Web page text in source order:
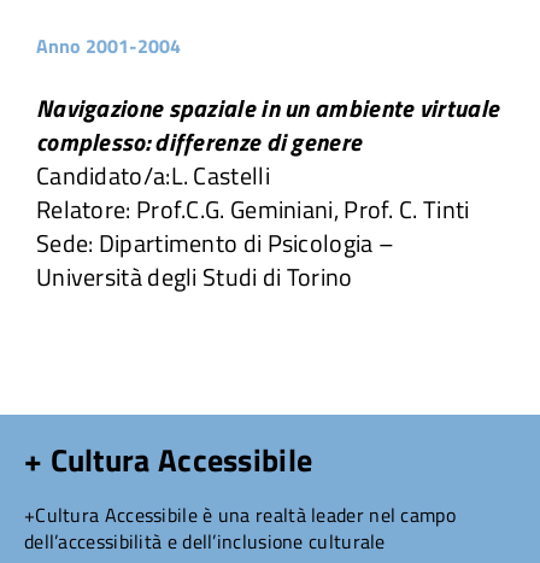
Anno 2001-2004
Navigazione spaziale in un ambiente virtuale
complesso: differenze di genere
Candidato/a:L. Castelli
Relatore: Prof.C.G. Geminiani, Prof. C. Tinti
Sede: Dipartimento di Psicologia –
Università degli Studi di Torino
+ Cultura Accessibile
+Cultura Accessibile è una realtà leader nel campo
dell’accessibilità e dell’inclusione culturale